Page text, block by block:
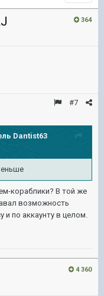
364
#7
Dantist63
кораблики? В той же
возможность
и по аккаунту в целом.
4 360